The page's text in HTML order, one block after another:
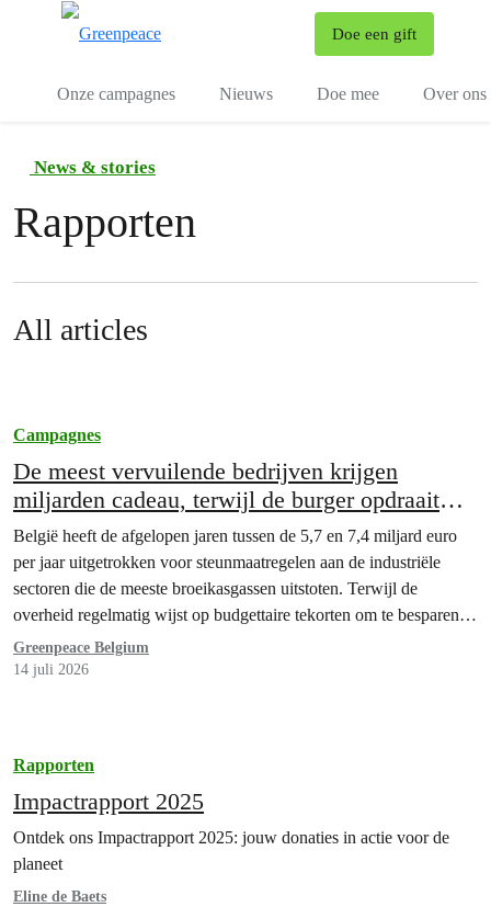
Doe een gift
Onze campagnes Nieuws Doe mee Over ons
News & stories
Rapporten
All articles
Campagnes
De meest vervuilende bedrijven krijgen
miljarden cadeau, terwijl de burger opdraait
voor de energietransitie
België heeft de afgelopen jaren tussen de 5,7 en 7,4 miljard euro
per jaar uitgetrokken voor steunmaatregelen aan de industriële
sectoren die de meeste broeikasgassen uitstoten. Terwijl de
overheid regelmatig wijst op budgettaire tekorten om te besparen
op essentiële zaken zoals zorg, onderwijs of de energietransitie,
blijft overheidsgeld dus vooral naar de grootste vervuilers gaan.
Greenpeace Belgium
14 juli 2026
Rapporten
Impactrapport 2025
Ontdek ons Impactrapport 2025: jouw donaties in actie voor de
planeet
Eline de Baets